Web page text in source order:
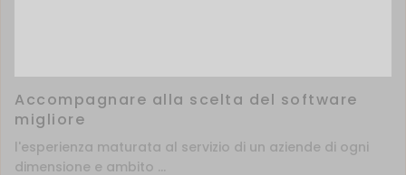
Accompagnare alla scelta del software
migliore
l'esperienza maturata al servizio di un aziende di ogni
dimensione e ambito ...